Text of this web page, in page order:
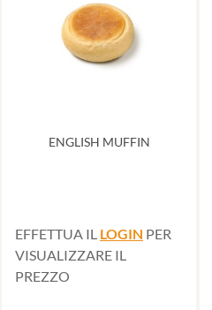
ENGLISH MUFFIN
EFFETTUA IL LOGIN PER
VISUALIZZARE IL
PREZZO